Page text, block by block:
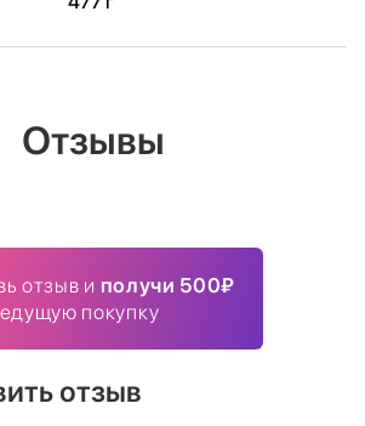
Отзывы
отзыв и получи 500₽
покупку
отзыв